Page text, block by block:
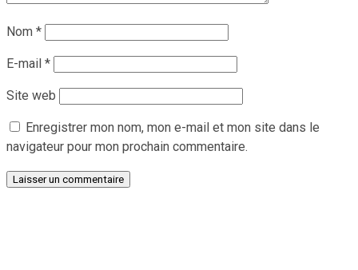
Nom *
E-mail *
Site web
Enregistrer mon nom, mon e-mail et mon site dans le
navigateur pour mon prochain commentaire.